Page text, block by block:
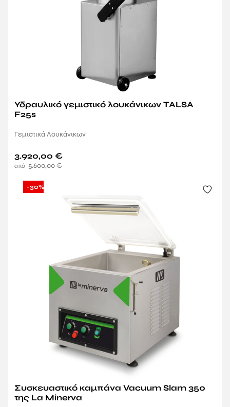
Υδραυλικό γεμιστικό λουκάνικων TALSA
F25s
Γεμιστικά Λουκάνικων
5.600,00€
3.920,00 €
-30%
Συσκευαστικό καμπάνα Vacuum Slam 350
της La Minerva